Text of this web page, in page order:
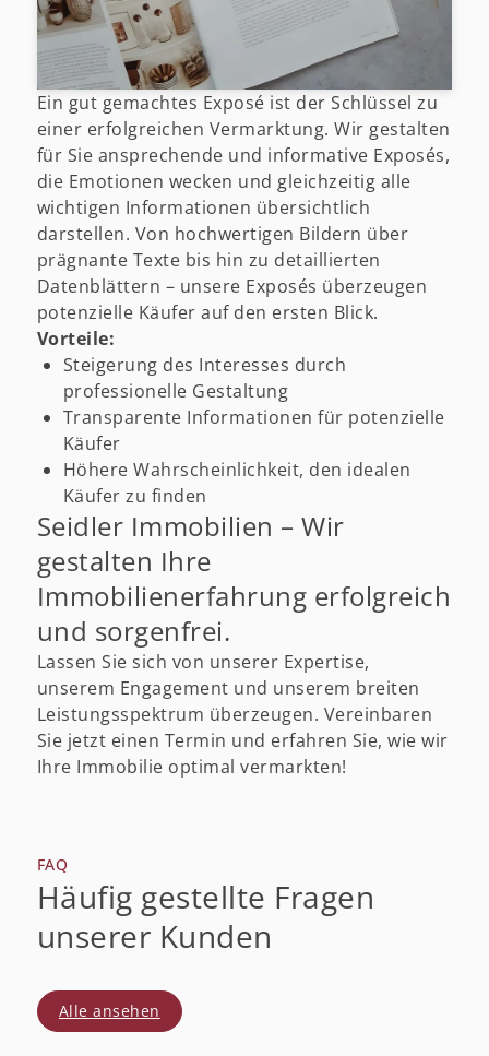
Ein gut gemachtes Exposé ist der Schlüssel zu
einer erfolgreichen Vermarktung. Wir gestalten
für Sie ansprechende und informative Exposés,
die Emotionen wecken und gleichzeitig alle
wichtigen Informationen übersichtlich
darstellen. Von hochwertigen Bildern über
prägnante Texte bis hin zu detaillierten
Datenblättern – unsere Exposés überzeugen
potenzielle Käufer auf den ersten Blick.
Vorteile:
Steigerung des Interesses durch
professionelle Gestaltung
Transparente Informationen für potenzielle
Käufer
Höhere Wahrscheinlichkeit, den idealen
Käufer zu finden
Seidler Immobilien – Wir
gestalten Ihre
Immobilienerfahrung erfolgreich
und sorgenfrei.
Lassen Sie sich von unserer Expertise,
unserem Engagement und unserem breiten
Leistungsspektrum überzeugen. Vereinbaren
Sie jetzt einen Termin und erfahren Sie, wie wir
Ihre Immobilie optimal vermarkten!
FAQ
Häufig gestellte Fragen
unserer Kunden
Alle ansehen